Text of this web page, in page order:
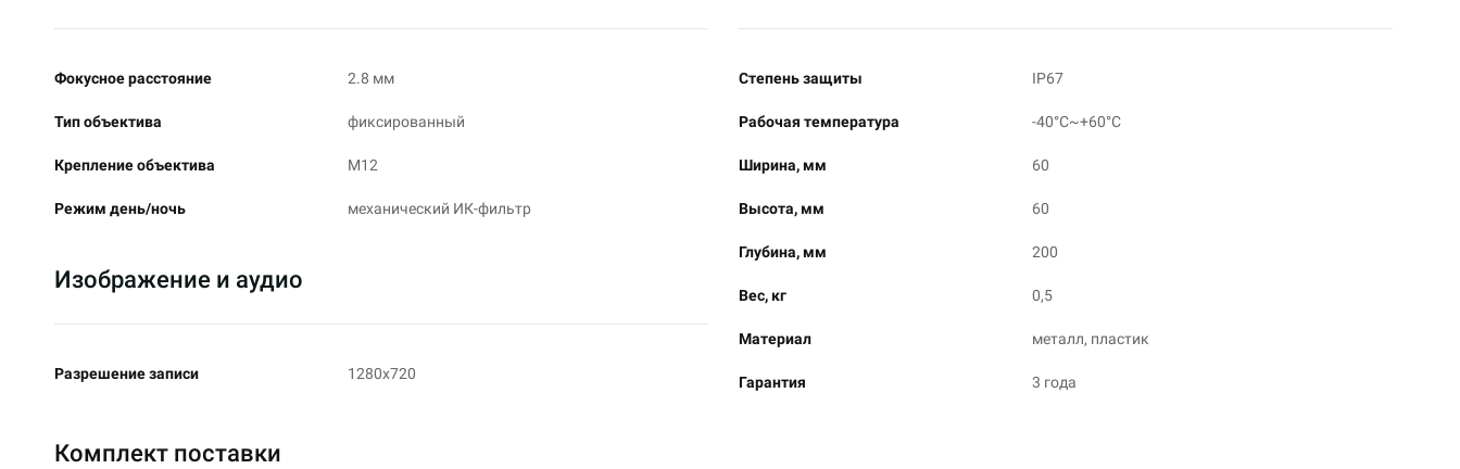
Фокусное расстояние 2.8 мм
Тип объектива фиксированный
Крепление объектива М12
Режим день/ночь механический ИК-фильтр
Изображение и аудио
Разрешение записи 1280x720
Степень защиты IP67
Рабочая температура -40°C~+60°C
Ширина, мм 60
Высота, мм 60
Глубина, мм 200
Вес, кг 0,5
Материал металл, пластик
Гарантия 3 года
Комплект поставки